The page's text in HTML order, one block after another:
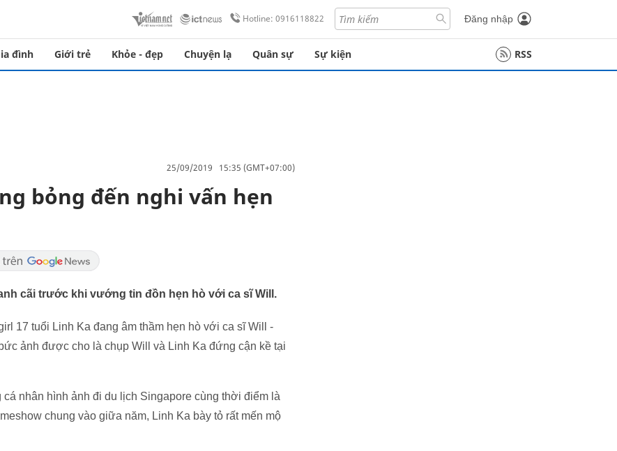
Hotline: 0916118822 Đăng nhập
đình Giới trẻ Khỏe - đẹp Chuyện lạ Quân sự Sự kiện RSS
25/09/2019 15:35 (GMT+07:00)
bỏng đến nghi vấn hẹn
cãi trước khi vướng tin đồn hẹn hò với ca sĩ Will.
17 tuổi Linh Ka đang âm thầm hẹn hò với ca sĩ Will -
ảnh được cho là chụp Will và Linh Ka đứng cận kề tại
nhân hình ảnh đi du lịch Singapore cùng thời điểm là
chung vào giữa năm, Linh Ka bày tỏ rất mến mộ